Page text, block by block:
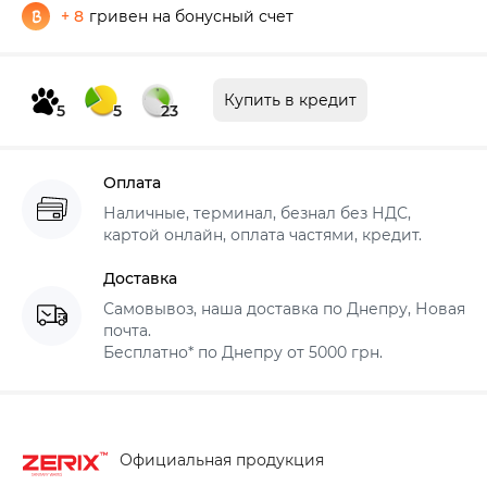
+ 8 гривен на бонусный счет
5 5 23
Купить в кредит
Оплата
Наличные, терминал, безнал без НДС,
картой онлайн, оплата частями, кредит.
Доставка
Самовывоз, наша доставка по Днепру, Новая
почта.
Бесплатно* по Днепру от 5000 грн.
Официальная продукция